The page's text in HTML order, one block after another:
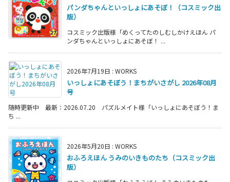
パンダちゃんといっしょにあそぼ！（コスミック出
版）
コスミック出版様「めくってたのしむしかけえほん パ
ンダちゃんといっしょにあそぼ！ ...
2026年7月19日 : WORKS
いっしょにあそぼう！まちがいさがし 2026年08月
号
随時更新中 最新：2026.07.20 パズルメイト様「いっしょにあそぼう！ま
ち ...
2026年5月20日 : WORKS
おふろえほん うみのいきものたち（コスミック出
版）